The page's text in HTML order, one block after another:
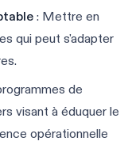
: Mettre en
qui peut s'adapter
de
visant à éduquer le
opérationnelle